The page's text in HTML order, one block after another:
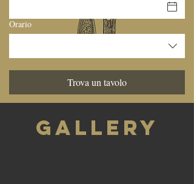
Orario
Trova un tavolo
GALLERY